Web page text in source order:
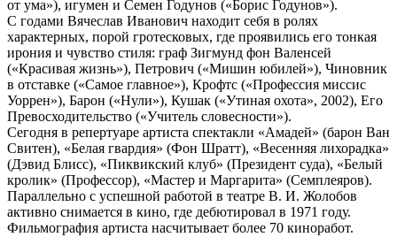
от ума»), игумен и Семен Годунов («Борис Годунов»).
С годами Вячеслав Иванович находит себя в ролях
характерных, порой гротесковых, где проявились его тонкая
ирония и чувство стиля: граф Зигмунд фон Валенсей
(«Красивая жизнь»), Петрович («Мишин юбилей»), Чиновник
в отставке («Самое главное»), Крофтс («Профессия миссис
Уоррен»), Барон («Нули»), Кушак («Утиная охота», 2002), Его
Превосходительство («Учитель словесности»).
Сегодня в репертуаре артиста спектакли «Амадей» (барон Ван
Свитен), «Белая гвардия» (Фон Шратт), «Весенняя лихорадка»
(Дэвид Блисс), «Пиквикский клуб» (Президент суда), «Белый
кролик» (Профессор), «Мастер и Маргарита» (Семплеяров).
Параллельно с успешной работой в театре В. И. Жолобов
активно снимается в кино, где дебютировал в 1971 году.
Фильмография артиста насчитывает более 70 киноработ.